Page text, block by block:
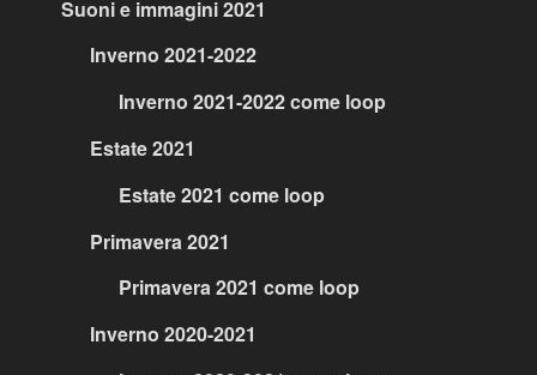
Suoni e immagini 2021
Inverno 2021-2022
Inverno 2021-2022 come loop
Estate 2021
Estate 2021 come loop
Primavera 2021
Primavera 2021 come loop
Inverno 2020-2021